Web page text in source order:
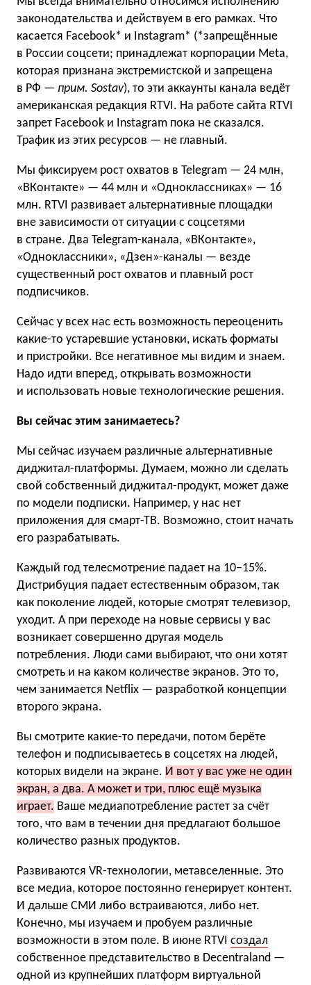
законодательства и действуем в его рамках. Что
касается Facebook* и Instagram* (*запрещённые
в России соцсети; принадлежат корпорации Meta,
которая признана экстремистской и запрещена
в РФ — прим. Sostav), то эти аккаунты канала ведёт
американская редакция RTVI. На работе сайта RTVI
запрет Facebook и Instagram пока не сказался.
Трафик из этих ресурсов — не главный.
Мы фиксируем рост охватов в Telegram — 24 млн,
«ВКонтакте» — 44 млн и «Одноклассниках» — 16
млн. RTVI развивает альтернативные площадки
вне зависимости от ситуации с соцсетями
в стране. Два Telegram-канала, «ВКонтакте»,
«Одноклассники», «Дзен»-каналы — везде
существенный рост охватов и плавный рост
подписчиков.
Сейчас у всех нас есть возможность переоценить
какие-то устаревшие установки, искать форматы
и пристройки. Все негативное мы видим и знаем.
Надо идти вперед, открывать возможности
и использовать новые технологические решения.
Вы сейчас этим занимаетесь?
Мы сейчас изучаем различные альтернативные
диджитал-платформы. Думаем, можно ли сделать
свой собственный диджитал-продукт, может даже
по модели подписки. Например, у нас нет
приложения для смарт-ТВ. Возможно, стоит начать
его разрабатывать.
Каждый год телесмотрение падает на 10−15%.
Дистрибуция падает естественным образом, так
как поколение людей, которые смотрят телевизор,
уходит. А при переходе на новые сервисы у вас
возникает совершенно другая модель
потребления. Люди сами выбирают, что они хотят
смотреть и на каком количестве экранов. Это то,
чем занимается Netflix — разработкой концепции
второго экрана.
Вы смотрите какие-то передачи, потом берёте
телефон и подписываетесь в соцсетях на людей,
которых видели на экране. И вот у вас уже не один
экран, а два. А может и три, плюс ещё музыка
играет. Ваше медиапотребление растет за счёт
того, что вам в течении дня предлагают большое
количество разных продуктов.
Развиваются VR-технологии, метавселенные. Это
все медиа, которое постоянно генерирует контент.
И дальше СМИ либо встраиваются, либо нет.
Конечно, мы изучаем и пробуем различные
возможности в этом поле. В июне RTVI создал
собственное представительство в Decentraland —
одной из крупнейших платформ виртуальной